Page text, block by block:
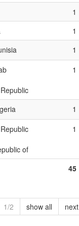
1
1
1
1
1
of
1
45
1/2 show all next